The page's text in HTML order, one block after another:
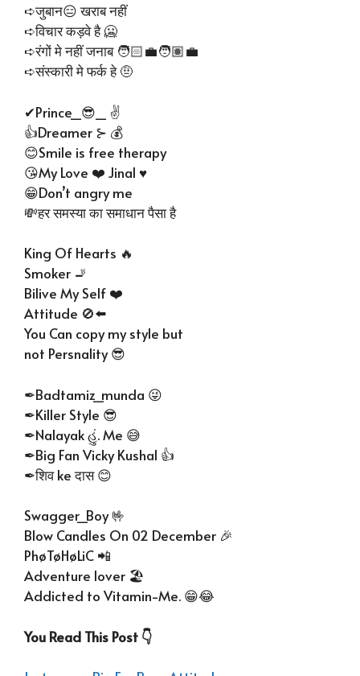
➪जुबान😑 खराब नहीं
➪विचार कड़वे है 🥶
➪रंगों मे नहीं जनाब 🧑🏻‍💼🧑🏽‍💼
➪संस्कारी मे फर्क हे 🤨
✔Prince_😎_ ✌
👍Dreamer ⊱ 💰
😊Smile is free therapy
😘My Love ❤️ Jinal ♥️
😁Don’t angry me
💸हर समस्या का समाधान पैसा है
King Of Hearts 🔥
Smoker 🚬
Bilive My Self ❤️
Attitude 🚫⬅️
You Can copy my style but
not Persnality 😎
✒Badtamiz_munda 😜
✒Killer Style 😎
✒Nalayak હું. Me 😅
✒Big Fan Vicky Kushal 👍
✒शिव ke दास 😊
Swagger_Boy 🤟
Blow Candles On 02 December 🎉
PhøTøHøLiC 📲
Adventure lover 🏖️
Addicted to Vitamin-Me. 😁😂
You Read This Post 👇